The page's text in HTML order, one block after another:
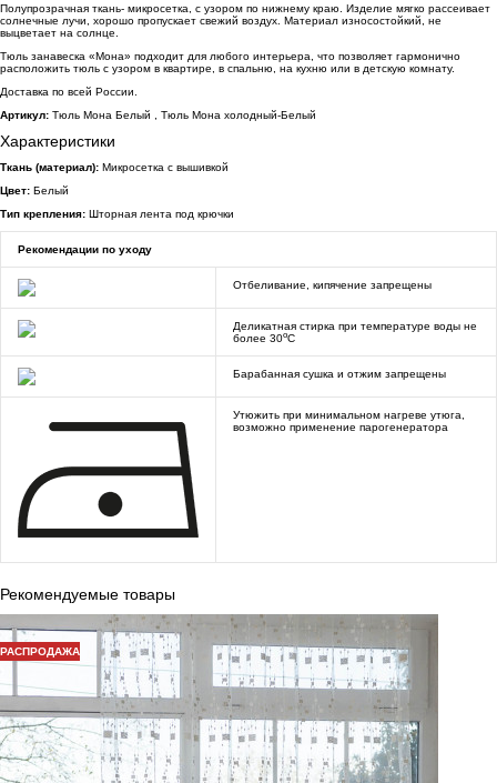
Полупрозрачная ткань- микросетка, с узором по нижнему краю. Изделие мягко рассеивает
солнечные лучи, хорошо пропускает свежий воздух. Материал износостойкий, не
выцветает на солнце.
Тюль занавеска «Мона» подходит для любого интерьера, что позволяет гармонично
расположить тюль с узором в квартире, в спальню, на кухню или в детскую комнату.
Доставка по всей России.
Артикул: Тюль Мона Белый , Тюль Мона холодный-Белый
Характеристики
Ткань (материал): Микросетка с вышивкой
Цвет: Белый
Тип крепления: Шторная лента под крючки
Рекомендации по уходу
Отбеливание, кипячение запрещены
Деликатная стирка при температуре воды не
более 30oC
Барабанная сушка и отжим запрещены
Утюжить при минимальном нагреве утюга,
возможно применение парогенератора
Рекомендуемые товары
РАСПРОДАЖА